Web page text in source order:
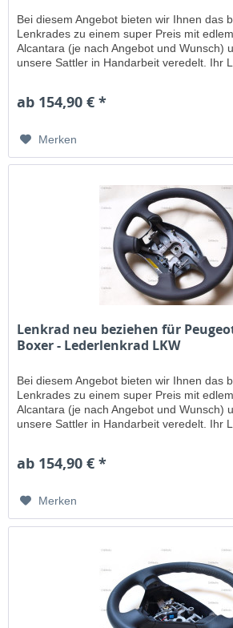
Bei diesem Angebot bieten wir Ihnen das
Lenkrades zu einem super Preis mit
Alcantara (je nach Angebot und Wunsch)
unsere Sattler in Handarbeit veredelt. Ihr
ab 154,90 € *
Merken
Lenkrad neu beziehen für
Boxer - Lederlenkrad LKW
Bei diesem Angebot bieten wir Ihnen das
Lenkrades zu einem super Preis mit
Alcantara (je nach Angebot und Wunsch)
unsere Sattler in Handarbeit veredelt. Ihr
ab 154,90 € *
Merken